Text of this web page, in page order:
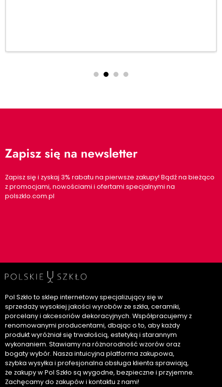
Zapisz się na newsletter
Zapisz się i zyskaj 3% rabatu na pierwsze zakupy! Bądź na bieżąco
z promocjami, nowościami i ofertami specjalnymi na
polszklo.com.pl
Pol Szkło to sklep internetowy specjalizujący się w
sprzedaży wysokiej jakości wyrobów ze szkła, ceramiki,
porcelany i akcesoriów dekoracyjnych. Współpracujemy z
renomowanymi producentami, dbając o to, aby każdy
produkt wyróżniał się trwałością, estetyką i starannym
wykonaniem. Stawiamy na różnorodność wzorów oraz
bogaty wybór. Nasza intuicyjna platforma zakupowa,
szybka wysyłka i profesjonalna obsługa klienta sprawiają,
że zakupy w Pol Szkło są wygodne, bezpieczne i przyjemne.
Zachęcamy do zakupów i kontaktu z nami!